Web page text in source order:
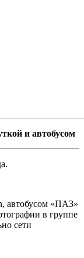
и автобусом
автобусом «ПАЗ»
в группе
сети